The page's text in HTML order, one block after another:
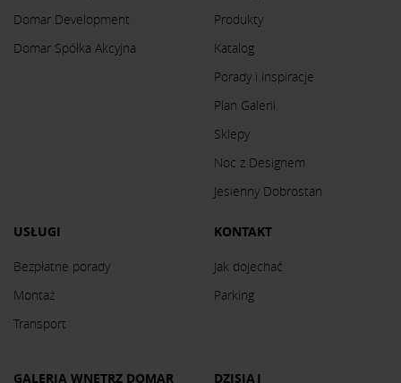
Domar Development
Domar Spółka Akcyjna
Produkty
Katalog
Porady i inspiracje
Plan Galerii
Sklepy
Noc z Designem
Jesienny Dobrostan
USŁUGI
Bezpłatne porady
Montaż
Transport
KONTAKT
Jak dojechać
Parking
GALERIA WNĘTRZ DOMAR DZISIAJ